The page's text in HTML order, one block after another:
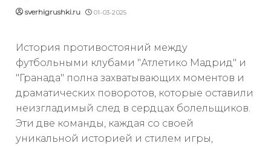
sverhigrushki.ru 01-03-2025
История противостояний между
футбольными клубами "Атлетико Мадрид" и
"Гранада" полна захватывающих моментов и
драматических поворотов, которые оставили
неизгладимый след в сердцах болельщиков.
Эти две команды, каждая со своей
уникальной историей и стилем игры,